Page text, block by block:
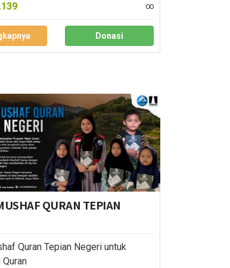
∞
Donasi
QURAN TEPIAN
Quran Tepian Negeri untuk
Quran